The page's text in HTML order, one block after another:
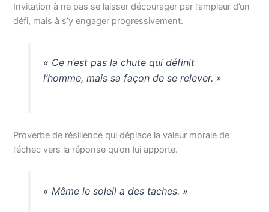
Invitation à ne pas se laisser décourager par l’ampleur d’un
défi, mais à s’y engager progressivement.
« Ce n’est pas la chute qui définit
l’homme, mais sa façon de se relever. »
Proverbe de résilience qui déplace la valeur morale de
l’échec vers la réponse qu’on lui apporte.
« Même le soleil a des taches. »